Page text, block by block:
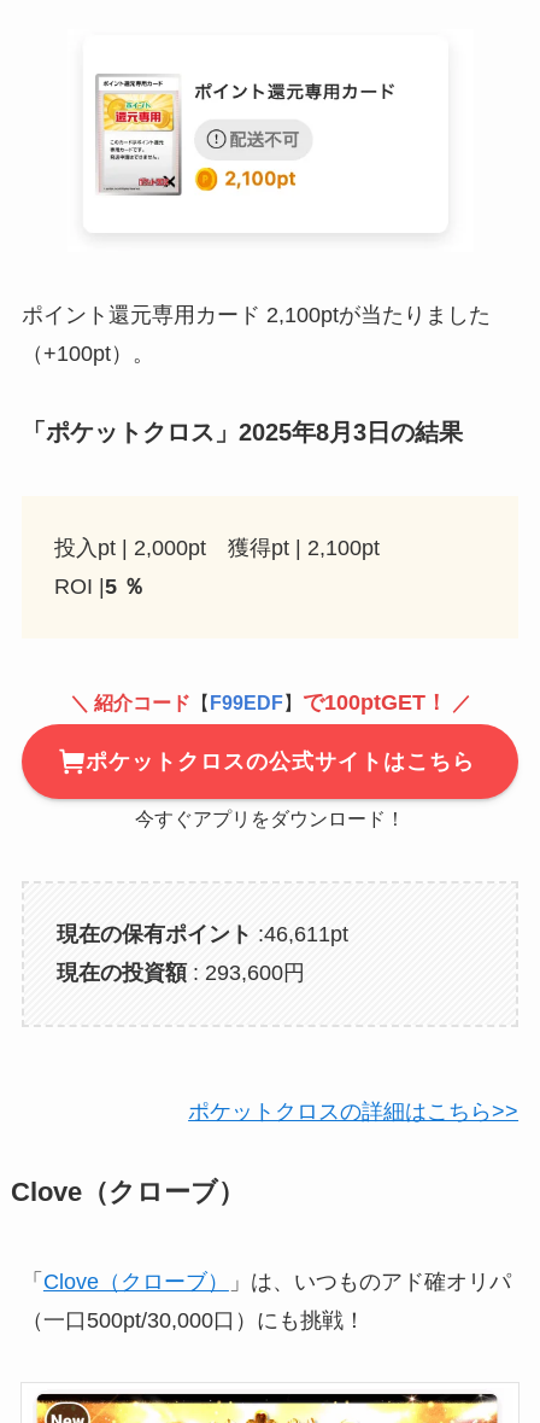
ポイント還元専用カード 2,100ptが当たりました
（+100pt）。
「ポケットクロス」2025年8月3日の結果
投入pt | 2,000pt 獲得pt | 2,100pt
ROI | 5 ％
＼ 紹介コード 【F99EDF】 で100ptGET！ ／
ポケットクロスの公式サイトはこちら
今すぐアプリをダウンロード！
現在の保有ポイント :46,611pt
現在の投資額: 293,600円
ポケットクロスの詳細はこちら>>
Clove（クローブ）
「 Clove（クローブ）
」は、いつものアド確オリパ
（一口500pt/30,000口）にも挑戦！